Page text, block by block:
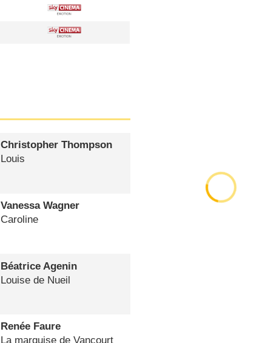
Christopher Thompson
Louis
Vanessa Wagner
Caroline
Béatrice Agenin
Louise de Nueil
Renée Faure
La marquise de Vancourt